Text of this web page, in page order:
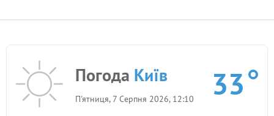
Погода Київ
П'ятниця, 7 Серпня 2026, 12:10 33